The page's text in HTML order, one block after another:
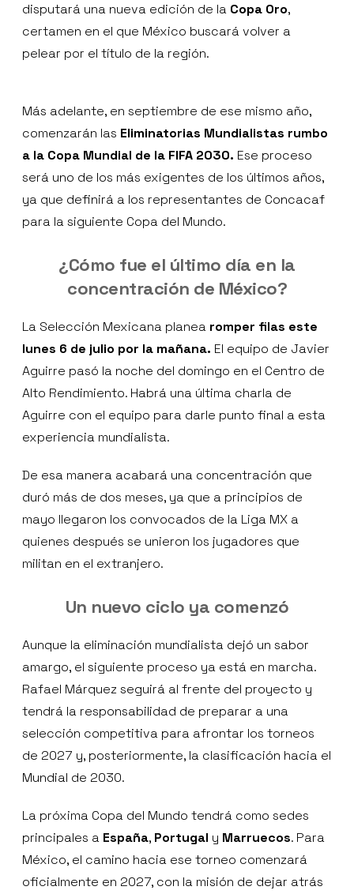
disputará una nueva edición de la Copa Oro,
certamen en el que México buscará volver a
pelear por el título de la región.
Más adelante, en septiembre de ese mismo año,
comenzarán las Eliminatorias Mundialistas rumbo
a la Copa Mundial de la FIFA 2030. Ese proceso
será uno de los más exigentes de los últimos años,
ya que definirá a los representantes de Concacaf
para la siguiente Copa del Mundo.
¿Cómo fue el último día en la
concentración de México?
La Selección Mexicana planea romper filas este
lunes 6 de julio por la mañana. El equipo de Javier
Aguirre pasó la noche del domingo en el Centro de
Alto Rendimiento. Habrá una última charla de
Aguirre con el equipo para darle punto final a esta
experiencia mundialista.
De esa manera acabará una concentración que
duró más de dos meses, ya que a principios de
mayo llegaron los convocados de la Liga MX a
quienes después se unieron los jugadores que
militan en el extranjero.
Un nuevo ciclo ya comenzó
Aunque la eliminación mundialista dejó un sabor
amargo, el siguiente proceso ya está en marcha.
Rafael Márquez seguirá al frente del proyecto y
tendrá la responsabilidad de preparar a una
selección competitiva para afrontar los torneos
de 2027 y, posteriormente, la clasificación hacia el
Mundial de 2030.
La próxima Copa del Mundo tendrá como sedes
principales a España, Portugal y Marruecos. Para
México, el camino hacia ese torneo comenzará
oficialmente en 2027, con la misión de dejar atrás